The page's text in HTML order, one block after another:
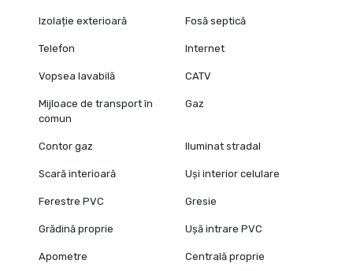
Izolație exterioară Fosă septică
Telefon Internet
Vopsea lavabilă CATV
Mijloace de transport în
comun
Gaz
Contor gaz Iluminat stradal
Scară interioară Uși interior celulare
Ferestre PVC Gresie
Grădină proprie Ușă intrare PVC
Apometre Centrală proprie